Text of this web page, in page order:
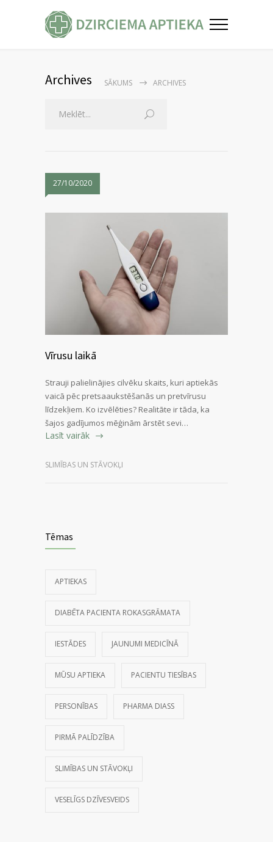
Archives SĀKUMS ARCHIVES
27/10/2020
Vīrusu laikā
Strauji palielinājies cilvēku skaits, kuri aptiekās
vaicā pēc pretsaaukstēšanās un pretvīrusu
līdzekļiem. Ko izvēlēties? Realitāte ir tāda, ka
šajos gadījumos mēģinām ārstēt sevi…
Lasīt vairāk
SLIMĪBAS UN STĀVOKĻI
Tēmas
APTIEKAS
DIABĒTA PACIENTA ROKASGRĀMATA
IESTĀDES JAUNUMI MEDICĪNĀ
MŪSU APTIEKA PACIENTU TIESĪBAS
PERSONĪBAS PHARMA DIASS
PIRMĀ PALĪDZĪBA
SLIMĪBAS UN STĀVOKĻI
VESELĪGS DZĪVESVEIDS